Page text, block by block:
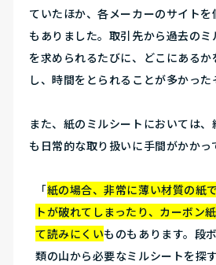
ていたほか、各メーカーのサイト
もありました。取引先から過去の
を求められるたびに、どこにある
し、時間をとられることが多かった
また、紙のミルシートにおいては
も日常的な取り扱いに手間がかかっ
「紙の場合、非常に薄い材質の紙
トが破れてしまったり、カーボン
て読みにくいものもあります。段
類の山から必要なミルシートを探